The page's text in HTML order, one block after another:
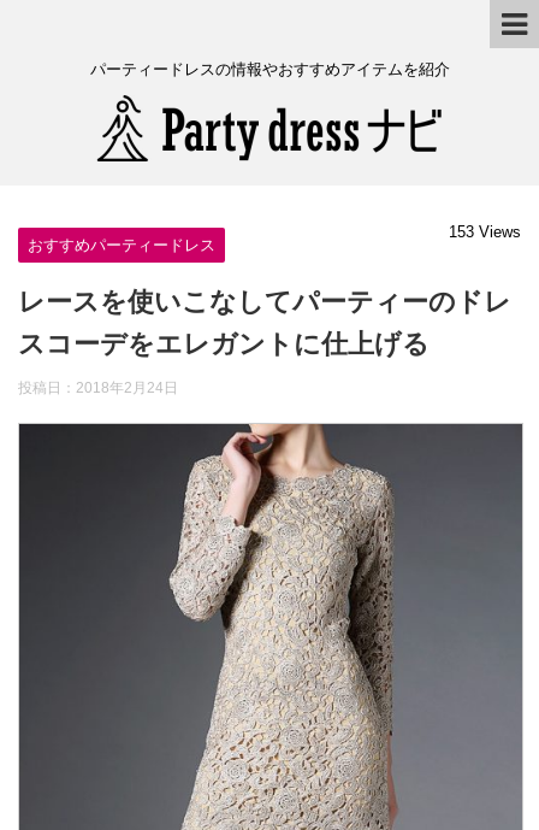
パーティードレスの情報やおすすめアイテムを紹介
おすすめパーティードレス
153 Views
レースを使いこなしてパーティーのドレ
スコーデをエレガントに仕上げる
投稿日： 2018年2月24日